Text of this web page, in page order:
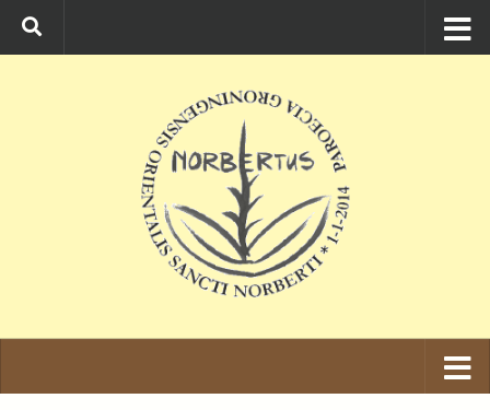
Ga naar de inhoud